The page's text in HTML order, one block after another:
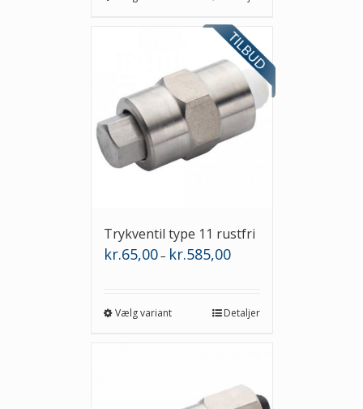
Trykventil type 11 rustfri
kr.65,00– kr.585,00Prisinterval:
Vælg variant Detaljer